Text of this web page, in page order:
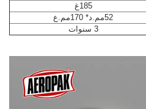
185غ
52مم.د* 170مم.ع
3 سنوات